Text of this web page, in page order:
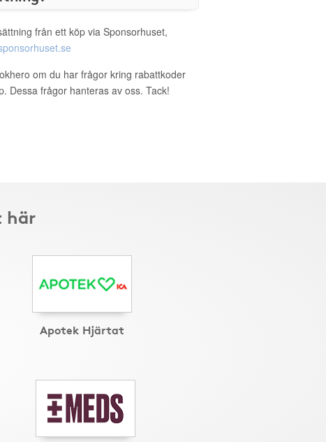
från ett köp via Sponsorhuset,
om du har frågor kring rabattkoder
Dessa frågor hanteras av oss. Tack!
här
Apotek Hjärtat